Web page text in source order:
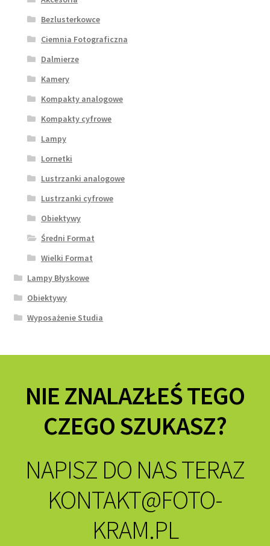
Bezlusterkowce
Ciemnia Fotograficzna
Dalmierze
Kamery
Kompakty analogowe
Kompakty cyfrowe
Lampy
Lornetki
Lustrzanki analogowe
Lustrzanki cyfrowe
Obiektywy
Średni Format
Wielki Format
Lampy Błyskowe
Obiektywy
Wyposażenie Studia
NIE ZNALAZŁEŚ TEGO
CZEGO SZUKASZ?
NAPISZ DO NAS TERAZ
KONTAKT@FOTO-
KRAM.PL